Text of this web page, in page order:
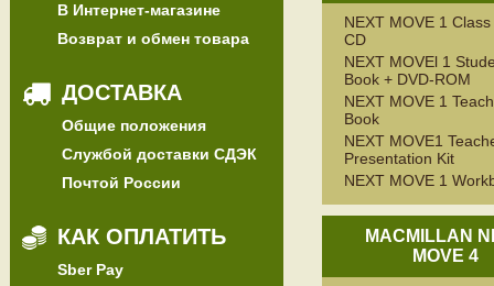
В Интернет-магазине
Возврат и обмен товара
ДОСТАВКА
Общие положения
Службой доставки СДЭК
Почтой России
КАК ОПЛАТИТЬ
Sber Pay
NEXT MOVE 1 Class
CD
NEXT MOVEl 1
Book + DVD-ROM
NEXT MOVE 1
Book
NEXT MOVE1
Presentation Kit
NEXT MOVE 1
MACMILLAN
MOVE 4